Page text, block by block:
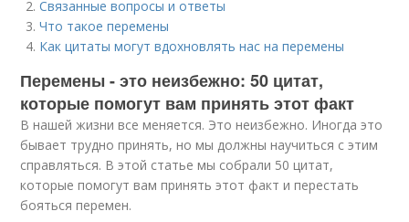
Связанные вопросы и ответы
Что такое перемены
Как цитаты могут вдохновлять нас на перемены
Перемены - это неизбежно: 50 цитат,
которые помогут вам принять этот факт
В нашей жизни все меняется. Это неизбежно. Иногда это
бывает трудно принять, но мы должны научиться с этим
справляться. В этой статье мы собрали 50 цитат,
которые помогут вам принять этот факт и перестать
бояться перемен.